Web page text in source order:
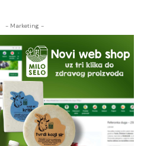
- Marketing -